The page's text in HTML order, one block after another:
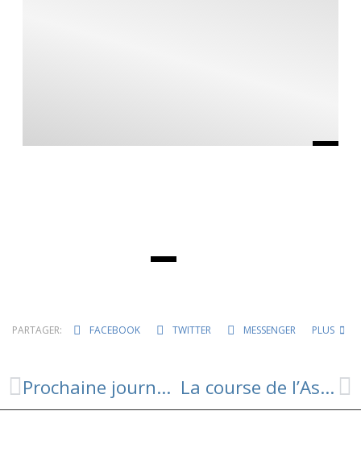
PARTAGER: FACEBOOK TWITTER MESSENGER PLUS
Prochaine journée des bénévoles : Samedi 28 mai La course de l’Ascension’elle est de retour